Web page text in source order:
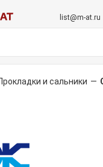
list@m-at.ru
и сальники —